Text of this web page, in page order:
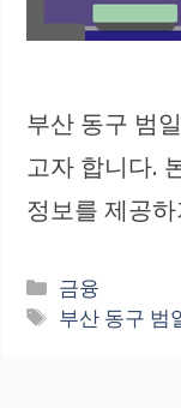
부산 동구 범
고자 합니다.
정보를 제공
카
테
금융
태
부산 동구 범